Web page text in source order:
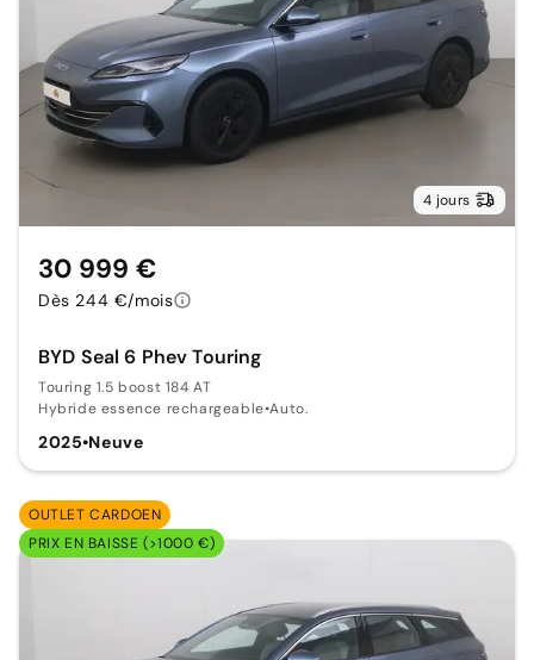
4 jours
BYD Seal 6 Phev Touring
Touring 1.5 boost 184 AT
Hybride essence rechargeable•Auto.
2025•Neuve
30 999 €
Dès 244 €/mois
OUTLET CARDOEN
PRIX EN BAISSE (>1000 €)